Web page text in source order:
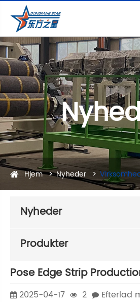
Hjem Nyheder
Nyheder
Produkter
Pose Edge Strip
2025-04-17 2
Efterlad